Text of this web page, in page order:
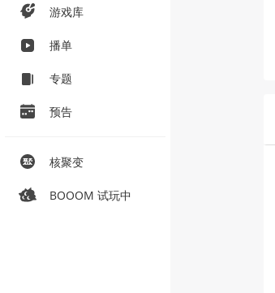
游戏库
播单
专题
预告
核聚变
BOOOM 试玩中